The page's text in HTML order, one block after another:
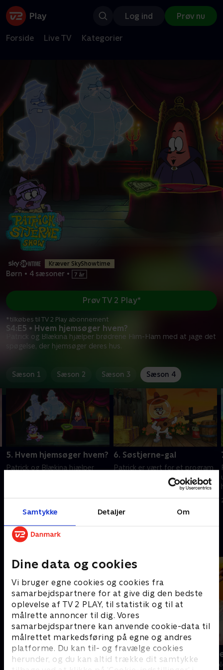
Samtykke Detaljer Om
Dine data og cookies
Vi bruger egne cookies og cookies fra
samarbejdspartnere for at give dig den bedste
oplevelse af TV 2 PLAY, til statistik og til at
målrette annoncer til dig. Vores
samarbejdspartnere kan anvende cookie-data til
målrettet markedsføring på egne og andres
platforme. Du kan til- og fravælge cookies
herunder, og du kan altid trække dit samtykke
Log ind Prøv nu
Forside Live TV Kategorier
Kræver SkyShowtime
Børn • 4 sæsoner •
S4:E5 • Hvem hjemsøger hvem?
Patrick og Blækina hjælper brødrene Flim-Flam med at jage det
spøgelse, der hjemsøger deres hus.
Prøv TV 2 Play*
*tilkøbes til TV 2 Play abonnement
Sæson 1 Sæson 2 Sæson 3 Sæson 4
5. Hvem hjemsøger hvem?
Patrick og Blækina hjælper
8. november 2025 • 21 min
6. Søstjerne-gal
Patrick er vært for et program
med fokus på landet, og
algeungerne rejser ind i
27. juni 2026 • 21 min
Andre så også
Fra klaphat til klassefest
Børne-underholdning • 1 sæsoner
Katrine
Børne-